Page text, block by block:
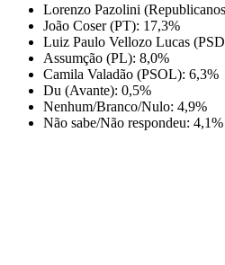
Lorenzo Pazolini
João Coser (PT): 17,3%
Luiz Paulo Vellozo Lucas
Assumção (PL): 8,0%
Camila Valadão (PSOL): 6,3%
Du (Avante): 0,5%
Nenhum/Branco/Nulo: 4,9%
Não sabe/Não respondeu: 4,1%